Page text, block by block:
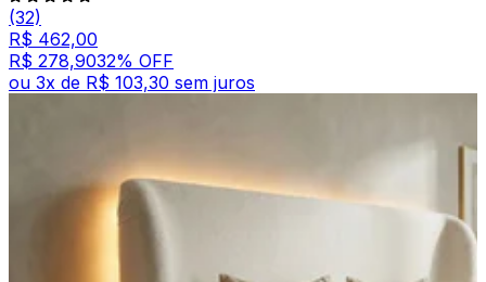
(32)
R$ 462,00
R$ 278,9032% OFF
ou 3x de R$ 103,30 sem juros